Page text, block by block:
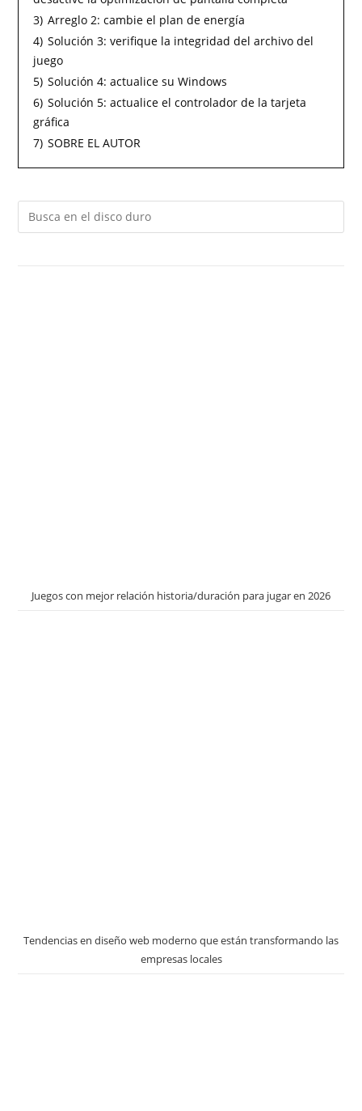
3) Arreglo 2: cambie el plan de energía
4) Solución 3: verifique la integridad del archivo del
juego
5) Solución 4: actualice su Windows
6) Solución 5: actualice el controlador de la tarjeta
gráfica
7) SOBRE EL AUTOR
Juegos con mejor relación historia/duración para jugar en 2026
Tendencias en diseño web moderno que están transformando las
empresas locales